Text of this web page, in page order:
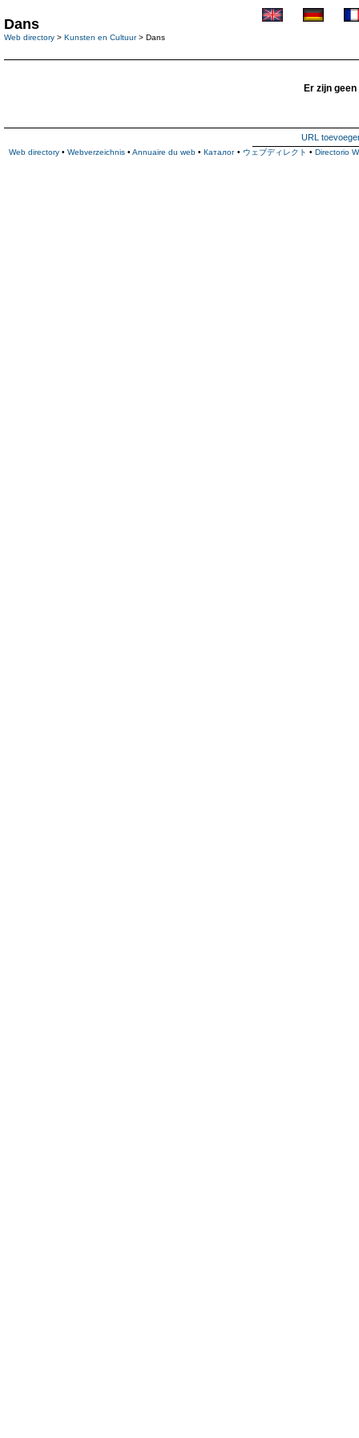
Dans
Web directory > Kunsten en Cultuur> Dans
Er zijn
URL
Web directory • Webverzeichnis • Annuaire du web • Каталог • ウェブディレクト • Directorio